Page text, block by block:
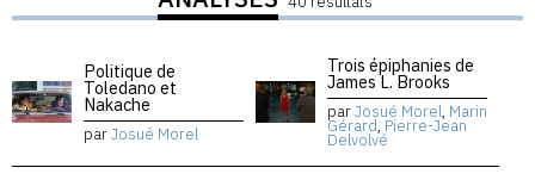
Politique de
Toledano et
Nakache
parJosué Morel
Trois épiphanies de
James L. Brooks
parJosué Morel, Marin
Gérard, Pierre-Jean
Delvolvé